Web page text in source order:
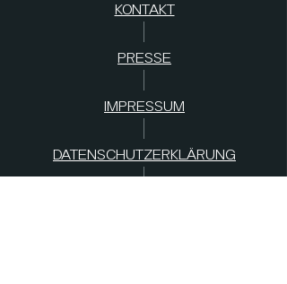
KONTAKT
PRESSE
IMPRESSUM
DATENSCHUTZERKLÄRUNG